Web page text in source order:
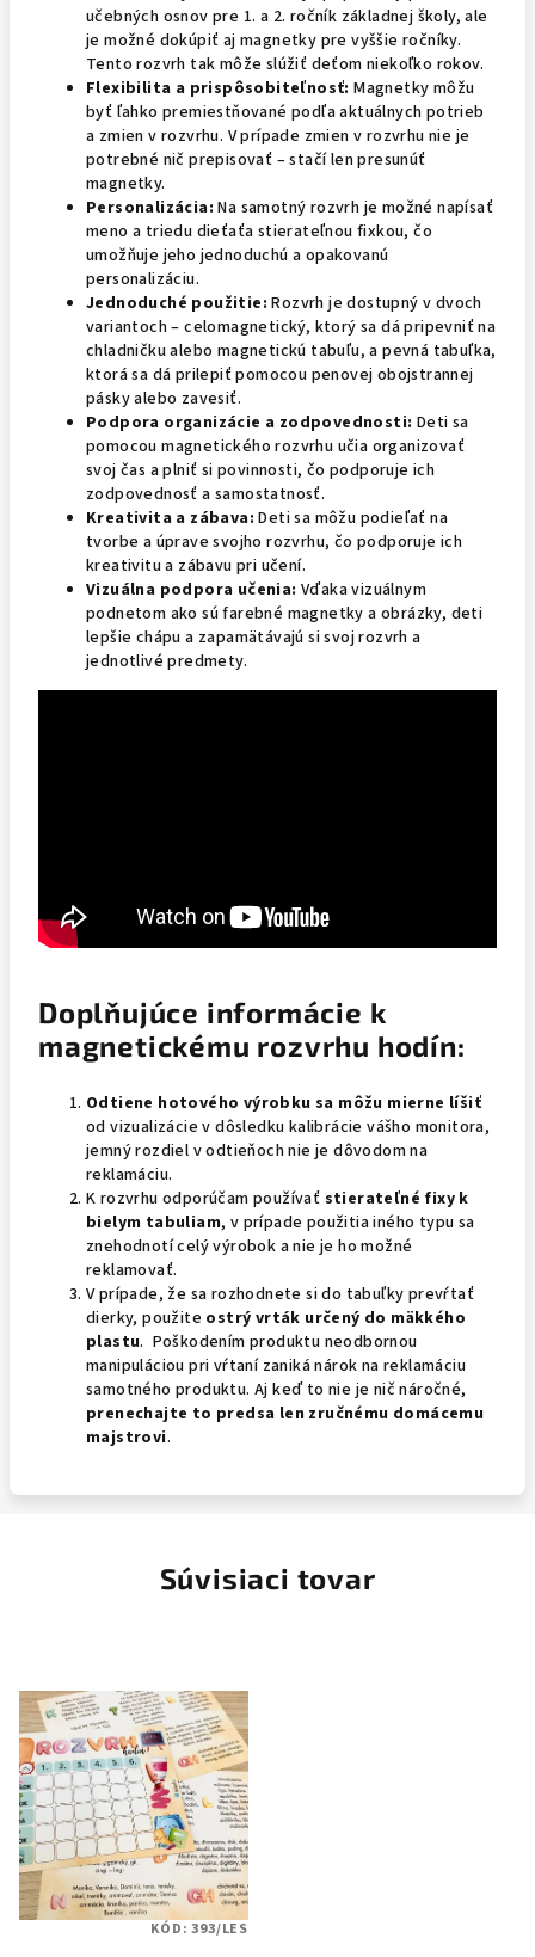
učebných osnov pre 1. a 2. ročník základnej školy, ale
je možné dokúpiť aj magnetky pre vyššie ročníky.
Tento rozvrh tak môže slúžiť deťom niekoľko rokov.
Flexibilita a prispôsobiteľnosť: Magnetky môžu
byť ľahko premiestňované podľa aktuálnych potrieb
a zmien v rozvrhu. V prípade zmien v rozvrhu nie je
potrebné nič prepisovať – stačí len presunúť
magnetky.
Personalizácia: Na samotný rozvrh je možné napísať
meno a triedu dieťaťa stierateľnou fixkou, čo
umožňuje jeho jednoduchú a opakovanú
personalizáciu.
Jednoduché použitie: Rozvrh je dostupný v dvoch
variantoch – celomagnetický, ktorý sa dá pripevniť na
chladničku alebo magnetickú tabuľu, a pevná tabuľka,
ktorá sa dá prilepiť pomocou penovej obojstrannej
pásky alebo zavesiť.
Podpora organizácie a zodpovednosti: Deti sa
pomocou magnetického rozvrhu učia organizovať
svoj čas a plniť si povinnosti, čo podporuje ich
zodpovednosť a samostatnosť.
Kreativita a zábava: Deti sa môžu podieľať na
tvorbe a úprave svojho rozvrhu, čo podporuje ich
kreativitu a zábavu pri učení.
Vizuálna podpora učenia: Vďaka vizuálnym
podnetom ako sú farebné magnetky a obrázky, deti
lepšie chápu a zapamätávajú si svoj rozvrh a
jednotlivé predmety.
Doplňujúce informácie k
magnetickému rozvrhu hodín:
Odtiene hotového výrobku sa môžu mierne líšiť
od vizualizácie v dôsledku kalibrácie vášho monitora,
jemný rozdiel v odtieňoch nie je dôvodom na
reklamáciu.
K rozvrhu odporúčam používať stierateľné fixy k
bielym tabuliam, v prípade použitia iného typu sa
znehodnotí celý výrobok a nie je ho možné
reklamovať.
V prípade, že sa rozhodnete si do tabuľky prevŕtať
dierky, použite ostrý vrták určený do mäkkého
plastu. Poškodením produktu neodbornou
manipuláciou pri vŕtaní zaniká nárok na reklamáciu
samotného produktu. Aj keď to nie je nič náročné,
prenechajte to predsa len zručnému domácemu
majstrovi.
Súvisiaci tovar
KÓD:393/LES